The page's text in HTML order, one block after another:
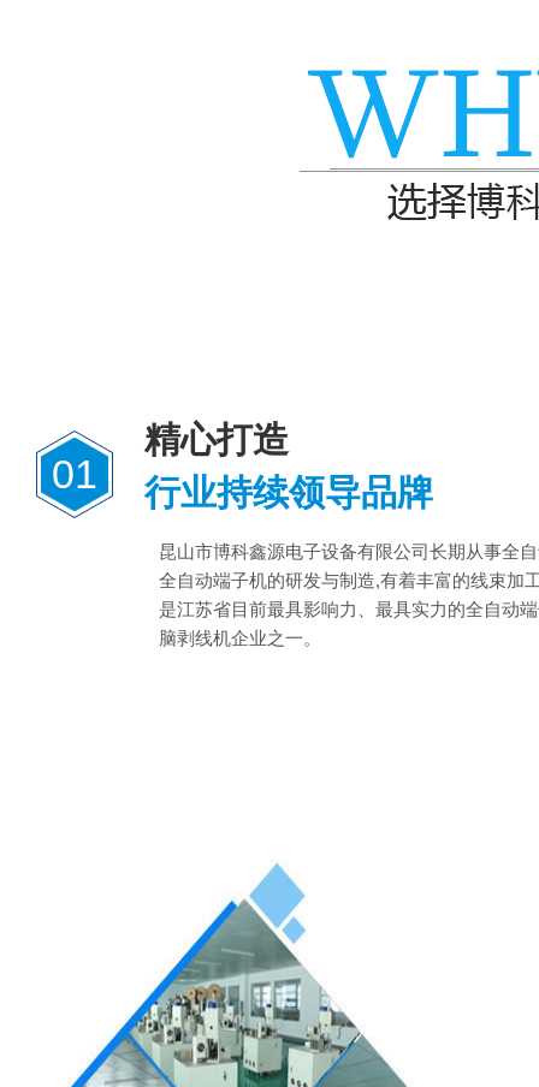
01
精心打造
行业持续领导品牌
昆山市博科鑫源电子设备有限公司长期从事全
全自动端子机的研发与制造,有着丰富的线束加
是江苏省目前最具影响力、最具实力的全自动
脑剥线机企业之一。